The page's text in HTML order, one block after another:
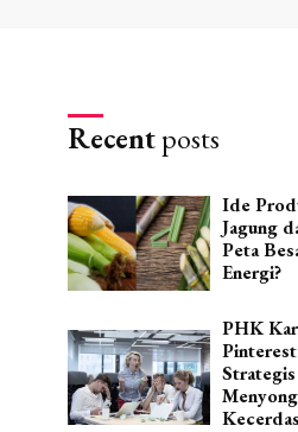
Recentposts
Ide
Jagung
Peta
Energi?
PHK